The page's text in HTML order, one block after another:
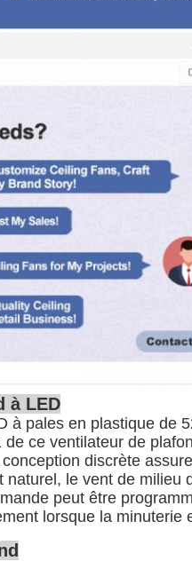
à LED
à pales en plastique
ce ventilateur de
discrète
le vent de
peut être
lorsque la